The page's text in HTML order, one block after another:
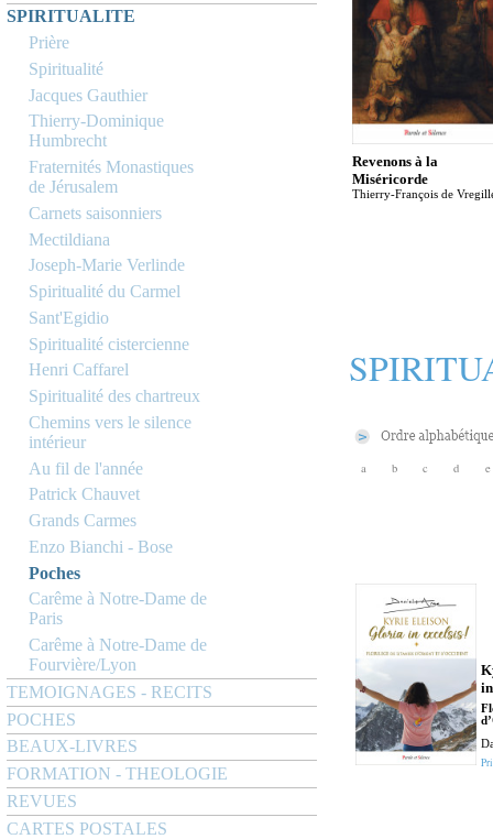
SPIRITUALITE
Prière
Spiritualité
Jacques Gauthier
Thierry-Dominique
Humbrecht
Fraternités Monastiques
de Jérusalem
Carnets saisonniers
Mectildiana
Joseph-Marie Verlinde
Spiritualité du Carmel
Sant'Egidio
Spiritualité cistercienne
Henri Caffarel
Spiritualité des chartreux
Chemins vers le silence
intérieur
Au fil de l'année
Patrick Chauvet
Grands Carmes
Enzo Bianchi - Bose
Poches
Carême à Notre-Dame de
Paris
Carême à Notre-Dame de
Fourvière/Lyon
TEMOIGNAGES - RECITS
POCHES
BEAUX-LIVRES
FORMATION - THEOLOGIE
REVUES
CARTES POSTALES
Revenons à la
Miséricorde
Thierry-François de
a b c d e